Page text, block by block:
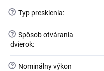
? Typ presklenia:
? Spôsob otvárania
dvierok:
?
Nominálny výkon